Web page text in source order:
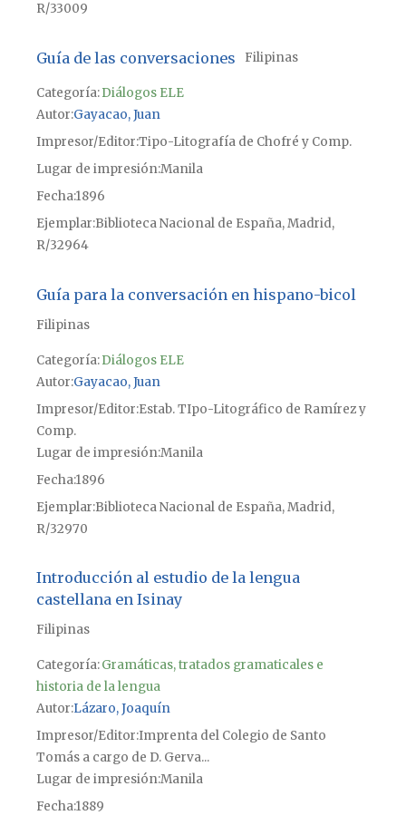
R/33009
Guía de las conversaciones Filipinas
Categoría:Diálogos ELE
Autor Gayacao, Juan
Impresor/Editor Tipo-Litografía de Chofré y Comp.
Lugar de impresiónManila
Fecha1896
Ejemplar Biblioteca Nacional de España, Madrid,
R/32964
Guía para la conversación en hispano-bicol
Filipinas
Categoría:Diálogos ELE
Autor Gayacao, Juan
Impresor/Editor Estab. TIpo-Litográfico de Ramírez y
Comp.
Lugar de impresiónManila
Fecha1896
Ejemplar Biblioteca Nacional de España, Madrid,
R/32970
Introducción al estudio de la lengua
castellana en Isinay
Filipinas
Categoría:Gramáticas, tratados gramaticales e
historia de la lengua
Autor Lázaro, Joaquín
Impresor/Editor Imprenta del Colegio de Santo
Tomás a cargo de D. Gerva...
Lugar de impresiónManila
Fecha1889